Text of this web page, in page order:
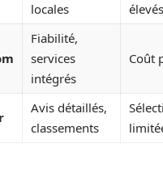
locales
élevés
Fiabilité,
services
intégrés
Coût
Avis détaillés,
classements